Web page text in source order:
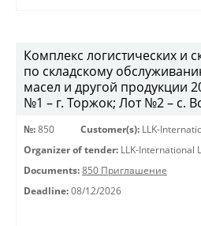
Комплекс логистических и
по складскому
масел и другой продукции
№1 – г. Торжок; Лот №2 – с.
№: 850 Customer(s): LLK-
Organizer of tender: LLK-International
Documents: 850 Приглашение
Deadline: 08/12/2026